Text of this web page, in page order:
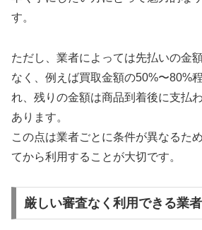
す。
ただし、業者によっては先払いの金
なく、例えば買取金額の50%〜80%
れ、残りの金額は商品到着後に支払
あります。
この点は業者ごとに条件が異なるた
てから利用することが大切です。
厳しい審査なく利用できる業